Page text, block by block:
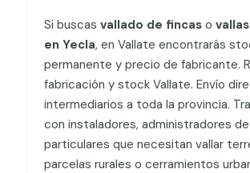
Si buscas vallado de fincaso
en Yecla, en Vallate encontrarás
permanente y precio de fabricante.
fabricación y stock Vallate. Envío
intermediarios a toda la provincia.
con instaladores, administradores
particulares que necesitan vallar
parcelas rurales o cerramientos